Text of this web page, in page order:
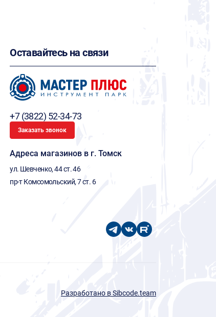
Оставайтесь на связи
+7 (3822) 52-34-73
Заказать звонок
Адреса магазинов в г. Томск
ул. Шевченко, 44 ст. 46
пр-т Комсомольский, 7 ст. 6
Разработано в Sibcode.team